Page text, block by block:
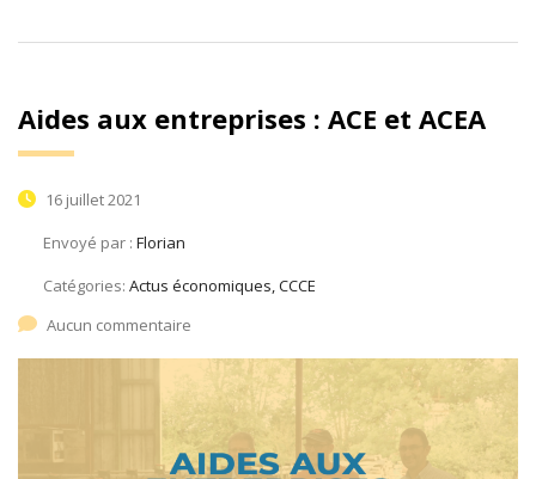
Aides aux entreprises : ACE et ACEA
16 juillet 2021
Envoyé par : Florian
Catégories: Actus économiques, CCCE
Aucun commentaire